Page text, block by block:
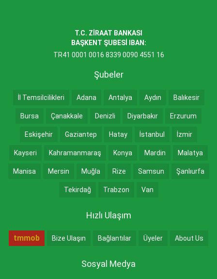
T.C. ZİRAAT BANKASI
BAŞKENT ŞUBESİ IBAN:
TR41 0001 0016 8339 0090 4551 16
Şubeler
İl Temsilcilikleri Adana Antalya Aydın Balıkesir
Bursa Çanakkale Denizli Diyarbakır Erzurum
Eskişehir Gaziantep Hatay İstanbul İzmir
Kayseri Kahramanmaraş Konya Mardin Malatya
Manisa Mersin Muğla Rize Samsun Şanlıurfa
Tekirdağ Trabzon Van
Hızlı Ulaşım
tmmob Bize Ulaşın Bağlantılar Üyeler About Us
Sosyal Medya